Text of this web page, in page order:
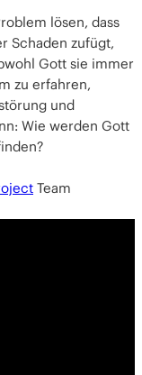
lösen, dass
Schaden zufügt,
Gott sie immer
zu erfahren,
und
Wie werden Gott
Team